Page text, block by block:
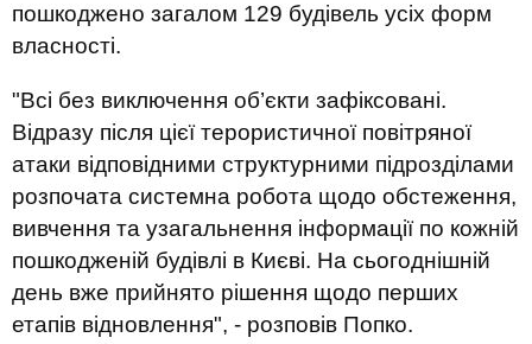
пошкоджено загалом 129 будівель усіх форм
власності.
"Всі без виключення об’єкти зафіксовані.
Відразу після цієї терористичної повітряної
атаки відповідними структурними підрозділами
розпочата системна робота щодо обстеження,
вивчення та узагальнення інформації по кожній
пошкодженій будівлі в Києві. На сьогоднішній
день вже прийнято рішення щодо перших
етапів відновлення", - розповів Попко.